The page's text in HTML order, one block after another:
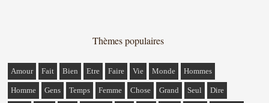
Thèmes populaires
Amour Fait Bien Etre Faire Vie Monde Hommes
Homme Gens Temps Femme Chose Grand Seul Dire